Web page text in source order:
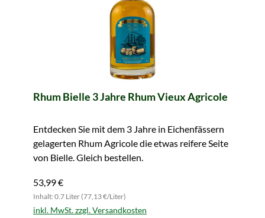
Rhum Bielle 3 Jahre Rhum Vieux Agricole
Entdecken Sie mit dem 3 Jahre in Eichenfässern
gelagerten Rhum Agricole die etwas reifere Seite
von Bielle. Gleich bestellen.
53,99 €
Inhalt: 0.7 Liter (77,13 €/Liter)
inkl. MwSt. zzgl. Versandkosten